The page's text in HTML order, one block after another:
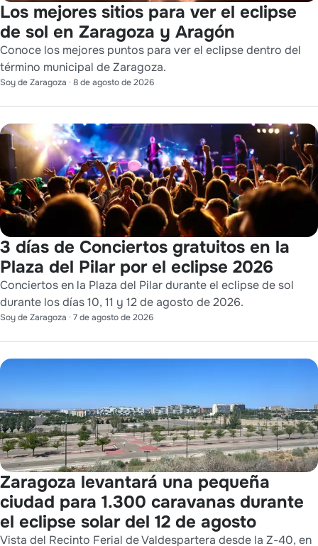
Los mejores sitios para ver el eclipse
de sol en Zaragoza y Aragón
Conoce los mejores puntos para ver el eclipse dentro del
término municipal de Zaragoza.
Soy de Zaragoza · 8 de agosto de 2026
3 días de Conciertos gratuitos en la
Plaza del Pilar por el eclipse 2026
Conciertos en la Plaza del Pilar durante el eclipse de sol
durante los días 10, 11 y 12 de agosto de 2026.
Soy de Zaragoza · 7 de agosto de 2026
Zaragoza levantará una pequeña
ciudad para 1.300 caravanas durante
el eclipse solar del 12 de agosto
Vista del Recinto Ferial de Valdespartera desde la Z-40, en